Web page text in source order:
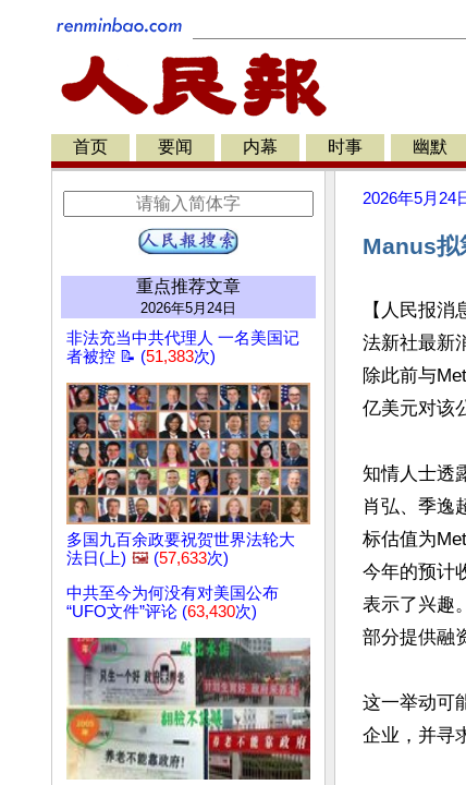
首页 要闻 内幕 时事 幽默
重点推荐文章
2026年5月24日
非法充当中共代理人 一名美国记
者被控 📝 (51,383次)
多国九百余政要祝贺世界法轮大
法日(上) 🖼️ (57,633次)
中共至今为何没有对美国公布
“UFO文件”评论 (63,430次)
2026年5月24
Manus拟
【人民报
法新社最新
除此前与
亿美元对该
知情人士透
肖弘、季逸
标估值为
今年的预计
表示了兴趣
部分提供融
这一举动可
企业，并寻